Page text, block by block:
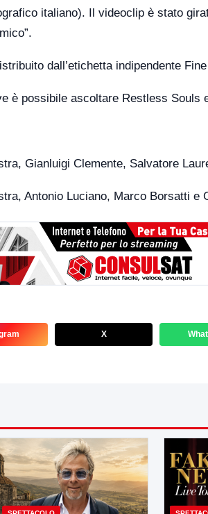
italiano). Il videoclip è stato
dall’etichetta indipendente
è possibile ascoltare Restless Souls
Gianluigi Clemente, Salvatore
Antonio Luciano, Marco Borsatti e
X